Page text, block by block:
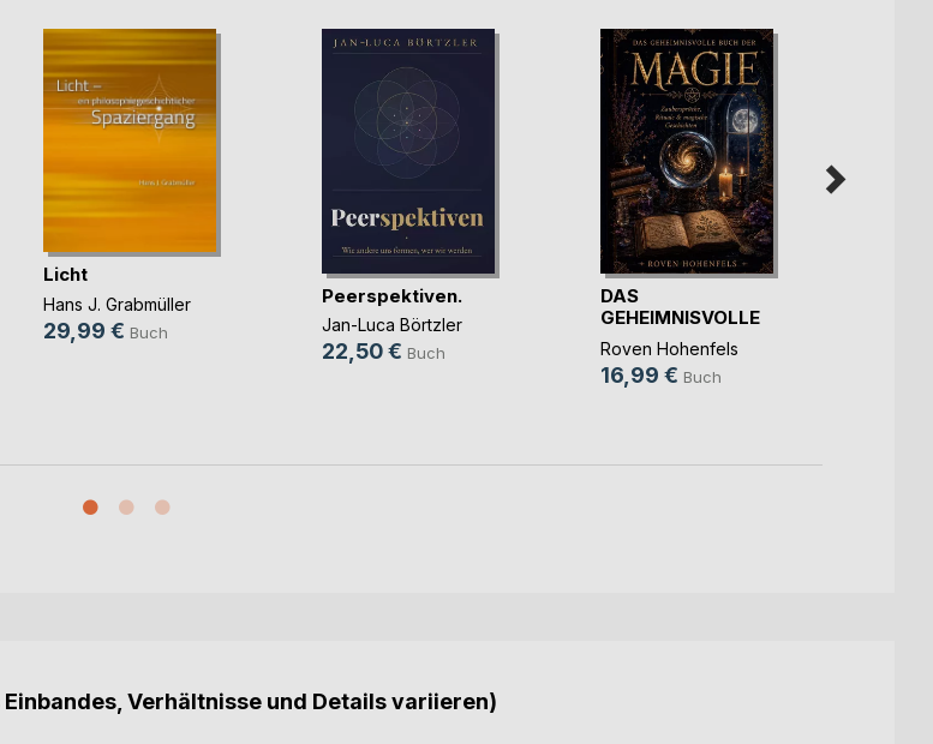
Licht
Hans J. Grabmüller
29,99 € Buch
Peerspektiven.
Jan-Luca Börtzler
22,50 € Buch
DAS
GEHEIMNISVOLLE
BUCH DER MAGIE
Roven Hohenfels
16,99 € Buch
Verhältnisse und Details variieren)